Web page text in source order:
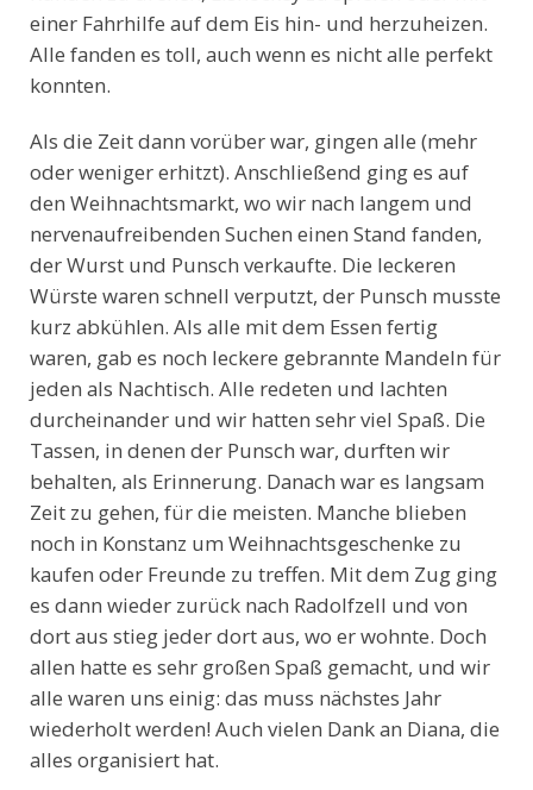
einer Fahrhilfe auf dem Eis hin- und herzuheizen.
Alle fanden es toll, auch wenn es nicht alle perfekt
konnten.
Als die Zeit dann vorüber war, gingen alle (mehr
oder weniger erhitzt). Anschließend ging es auf
den Weihnachtsmarkt, wo wir nach langem und
nervenaufreibenden Suchen einen Stand fanden,
der Wurst und Punsch verkaufte. Die leckeren
Würste waren schnell verputzt, der Punsch musste
kurz abkühlen. Als alle mit dem Essen fertig
waren, gab es noch leckere gebrannte Mandeln für
jeden als Nachtisch. Alle redeten und lachten
durcheinander und wir hatten sehr viel Spaß. Die
Tassen, in denen der Punsch war, durften wir
behalten, als Erinnerung. Danach war es langsam
Zeit zu gehen, für die meisten. Manche blieben
noch in Konstanz um Weihnachtsgeschenke zu
kaufen oder Freunde zu treffen. Mit dem Zug ging
es dann wieder zurück nach Radolfzell und von
dort aus stieg jeder dort aus, wo er wohnte. Doch
allen hatte es sehr großen Spaß gemacht, und wir
alle waren uns einig: das muss nächstes Jahr
wiederholt werden! Auch vielen Dank an Diana, die
alles organisiert hat.